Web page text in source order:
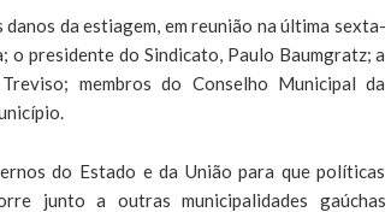
da estiagem, em reunião na última sexta-
presidente do Sindicato, Paulo Baumgratz; a
membros do Conselho Municipal da
do Estado e da União para que políticas
junto a outras municipalidades gaúchas